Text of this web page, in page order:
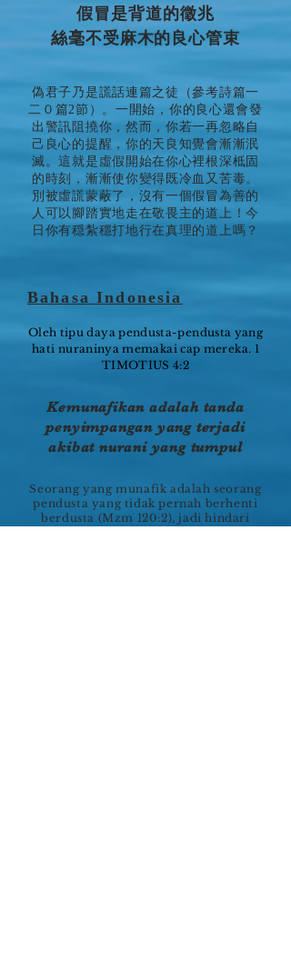
假冒是背道的徵兆
絲毫不受麻木的良心管束
偽君子乃是謊話連篇之徒（參考詩篇一
二０篇2節）。一開始，你的良心還會發
出警訊阻撓你，然而，你若一再忽略自
己良心的提醒，你的天良知覺會漸漸泯
滅。這就是虛假開始在你心裡根深柢固
的時刻，漸漸使你變得既冷血又苦毒。
別被虛謊蒙蔽了，沒有一個假冒為善的
人可以腳踏實地走在敬畏主的道上！今
日你有穏紮穩打地行在真理的道上嗎？
Bahasa Indonesia
Oleh tipu daya pendusta-pendusta yang
hati nuraninya memakai cap mereka. 1
TIMOTIUS 4:2
Kemunafikan adalah tanda
penyimpangan yang terjadi
akibat nurani yang tumpul
Seorang yang munafik adalah seorang
pendusta yang tidak pernah berhenti
berdusta (Mzm 120:2), jadi hindari